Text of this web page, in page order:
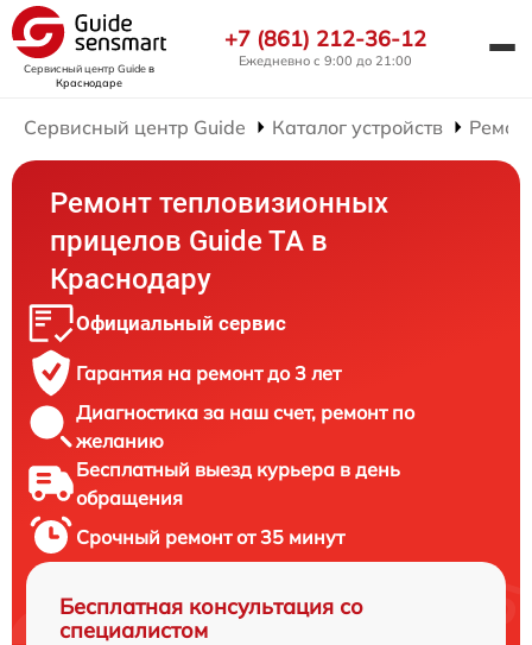
Сервисный центр Guideв
Краснодаре
+7 (861) 212-36-12
Ежедневно с 9:00 до 21:00
Сервисный центр Guide Каталог устройств
Ремонт тепловизионных
прицелов Guide TA в
Краснодару
Официальный сервис
Гарантия на ремонт до 3 лет
Диагностика за наш счет, ремонт по
желанию
Бесплатный выезд курьера в день
обращения
Срочный ремонт от 35 минут
Бесплатная консультация со
специалистом